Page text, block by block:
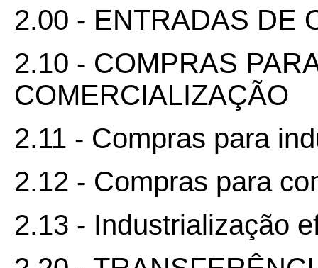
2.00 - ENTRADAS DE
2.10 - COMPRAS
COMERCIALIZAÇÃO
2.11 - Compras para
2.12 - Compras para
2.13 - Industrialização